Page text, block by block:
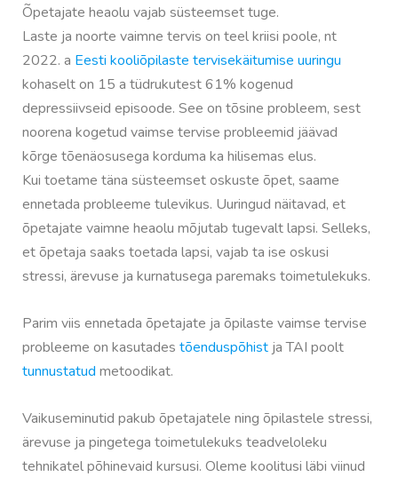
Õpetajate heaolu vajab süsteemset tuge.
Laste ja noorte vaimne tervis on teel kriisi poole, nt
2022. a Eesti kooliõpilaste tervisekäitumise uuringu
kohaselt on 15 a tüdrukutest 61% kogenud
depressiivseid episoode. See on tõsine probleem, sest
noorena kogetud vaimse tervise probleemid jäävad
kõrge tõenäosusega korduma ka hilisemas elus.
Kui toetame täna süsteemset oskuste õpet, saame
ennetada probleeme tulevikus. Uuringud näitavad, et
õpetajate vaimne heaolu mõjutab tugevalt lapsi. Selleks,
et õpetaja saaks toetada lapsi, vajab ta ise oskusi
stressi, ärevuse ja kurnatusega paremaks toimetulekuks.
Parim viis ennetada õpetajate ja õpilaste vaimse tervise
probleeme on kasutades tõenduspõhist ja TAI poolt
tunnustatud metoodikat.
Vaikuseminutid pakub õpetajatele ning õpilastele stressi,
ärevuse ja pingetega toimetulekuks teadveloleku
tehnikatel põhinevaid kursusi. Oleme koolitusi läbi viinud